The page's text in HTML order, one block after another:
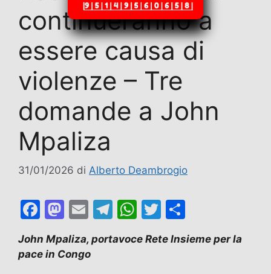
continueranno a
essere causa di
violenze – Tre
domande a John
Mpaliza
31/01/2026 di Alberto Deambrogio
F
a
c
M
a
st
E
ai
T
e
W
h
at
T
w
itt
o
n
John Mpaliza, portavoce Rete Insieme per la
pace in Congo